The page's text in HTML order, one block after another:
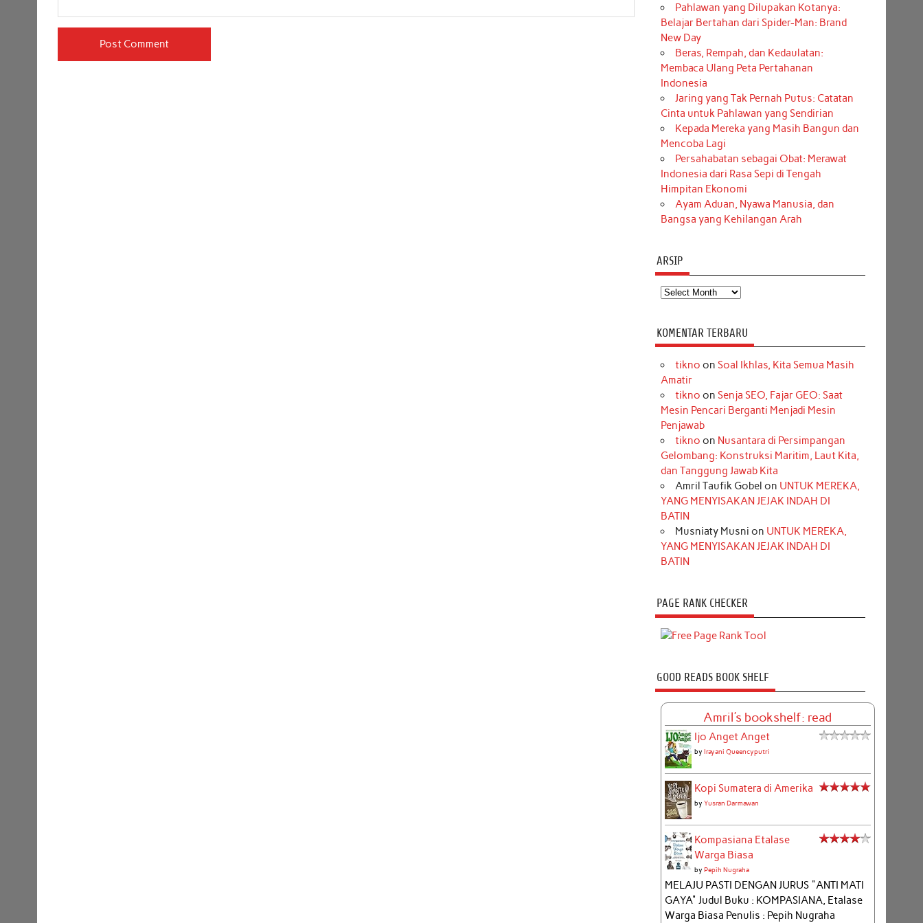
Pahlawan yang Dilupakan Kotanya:
Belajar Bertahan dari Spider-Man: Brand
New Day
Beras, Rempah, dan Kedaulatan:
Membaca Ulang Peta Pertahanan
Indonesia
Jaring yang Tak Pernah Putus: Catatan
Cinta untuk Pahlawan yang Sendirian
Kepada Mereka yang Masih Bangun dan
Mencoba Lagi
Persahabatan sebagai Obat: Merawat
Indonesia dari Rasa Sepi di Tengah
Himpitan Ekonomi
Ayam Aduan, Nyawa Manusia, dan
Bangsa yang Kehilangan Arah
ARSIP
Arsip
KOMENTAR TERBARU
tikno on Soal Ikhlas, Kita Semua Masih
Amatir
tikno on Senja SEO, Fajar GEO: Saat
Mesin Pencari Berganti Menjadi Mesin
Penjawab
tikno on Nusantara di Persimpangan
Gelombang: Konstruksi Maritim, Laut Kita,
dan Tanggung Jawab Kita
Amril Taufik Gobel on UNTUK MEREKA,
YANG MENYISAKAN JEJAK INDAH DI
BATIN
Musniaty Musni on UNTUK MEREKA,
YANG MENYISAKAN JEJAK INDAH DI
BATIN
PAGE RANK CHECKER
GOOD READS BOOK SHELF
Amril's bookshelf: read
Ijo Anget Anget
by Irayani Queencyputri
Kopi Sumatera di Amerika
by Yusran Darmawan
Kompasiana Etalase
Warga Biasa
by Pepih Nugraha
MELAJU PASTI DENGAN JURUS "ANTI MATI
GAYA" Judul Buku : KOMPASIANA, Etalase
Warga Biasa Penulis : Pepih Nugraha